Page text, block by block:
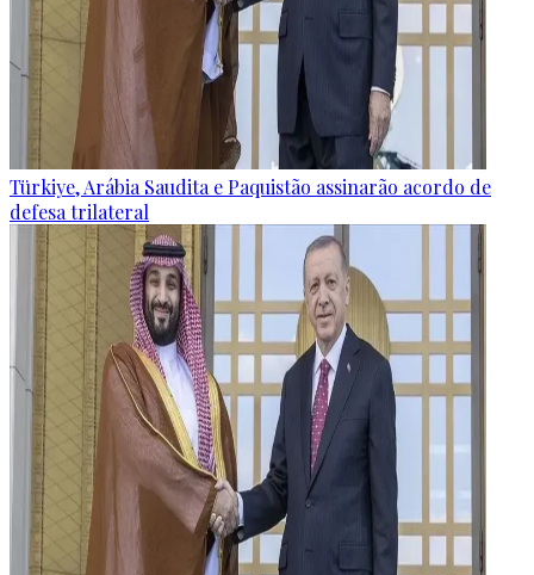
Türkiye, Arábia Saudita e Paquistão assinarão acordo de
defesa trilateral